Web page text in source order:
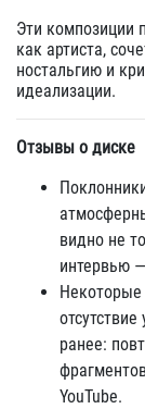
Эти композиции
как артиста,
ностальгию и
идеализации.
Отзывы о диске
видно не
интервью
Некоторые
ранее:
YouTube.